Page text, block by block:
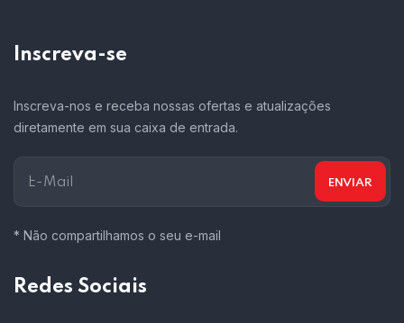
Inscreva-se
Inscreva-nos e receba nossas ofertas e atualizações
diretamente em sua caixa de entrada.
* Não compartilhamos o seu e-mail
Redes Sociais